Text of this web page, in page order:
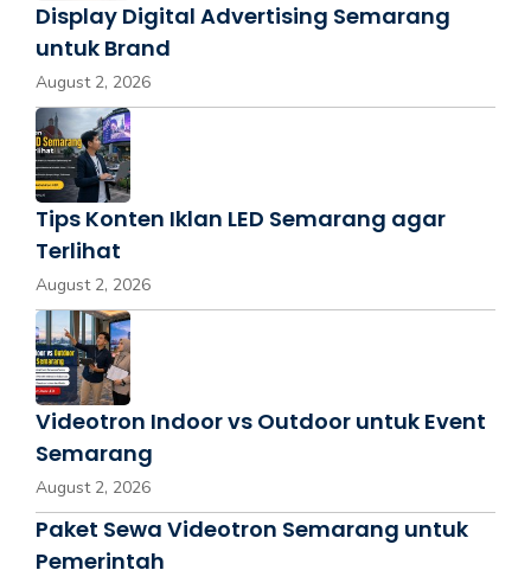
Display Digital Advertising Semarang
untuk Brand
August 2, 2026
Tips Konten Iklan LED Semarang agar
Terlihat
August 2, 2026
Videotron Indoor vs Outdoor untuk Event
Semarang
August 2, 2026
Paket Sewa Videotron Semarang untuk
Pemerintah